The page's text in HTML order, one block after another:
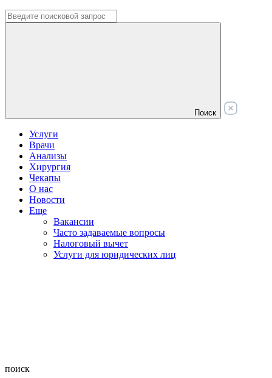
Поиск
Услуги
Врачи
Анализы
Хирургия
Чекапы
О нас
Новости
Еще
Вакансии
Часто задаваемые вопросы
Налоговый вычет
Услуги для юридических лиц
поиск